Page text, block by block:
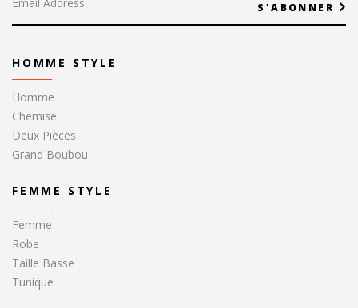
S'ABONNER
HOMME STYLE
Homme
Chemise
Deux Pièces
Grand Boubou
FEMME STYLE
Femme
Robe
Taille Basse
Tunique